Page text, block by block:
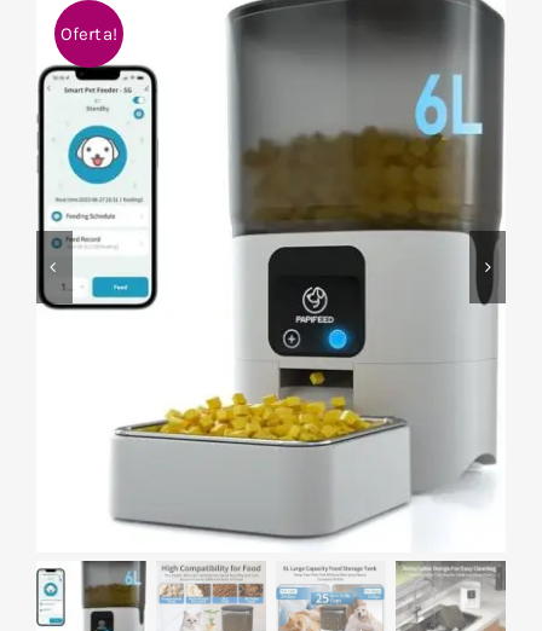
Oferta!